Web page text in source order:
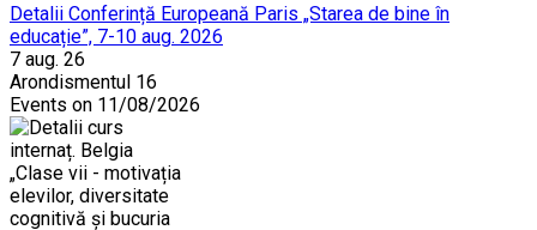
Detalii Conferință Europeană Paris „Starea de bine în
educație”, 7-10 aug. 2026
7 aug. 26
Arondismentul 16
Events on 11/08/2026